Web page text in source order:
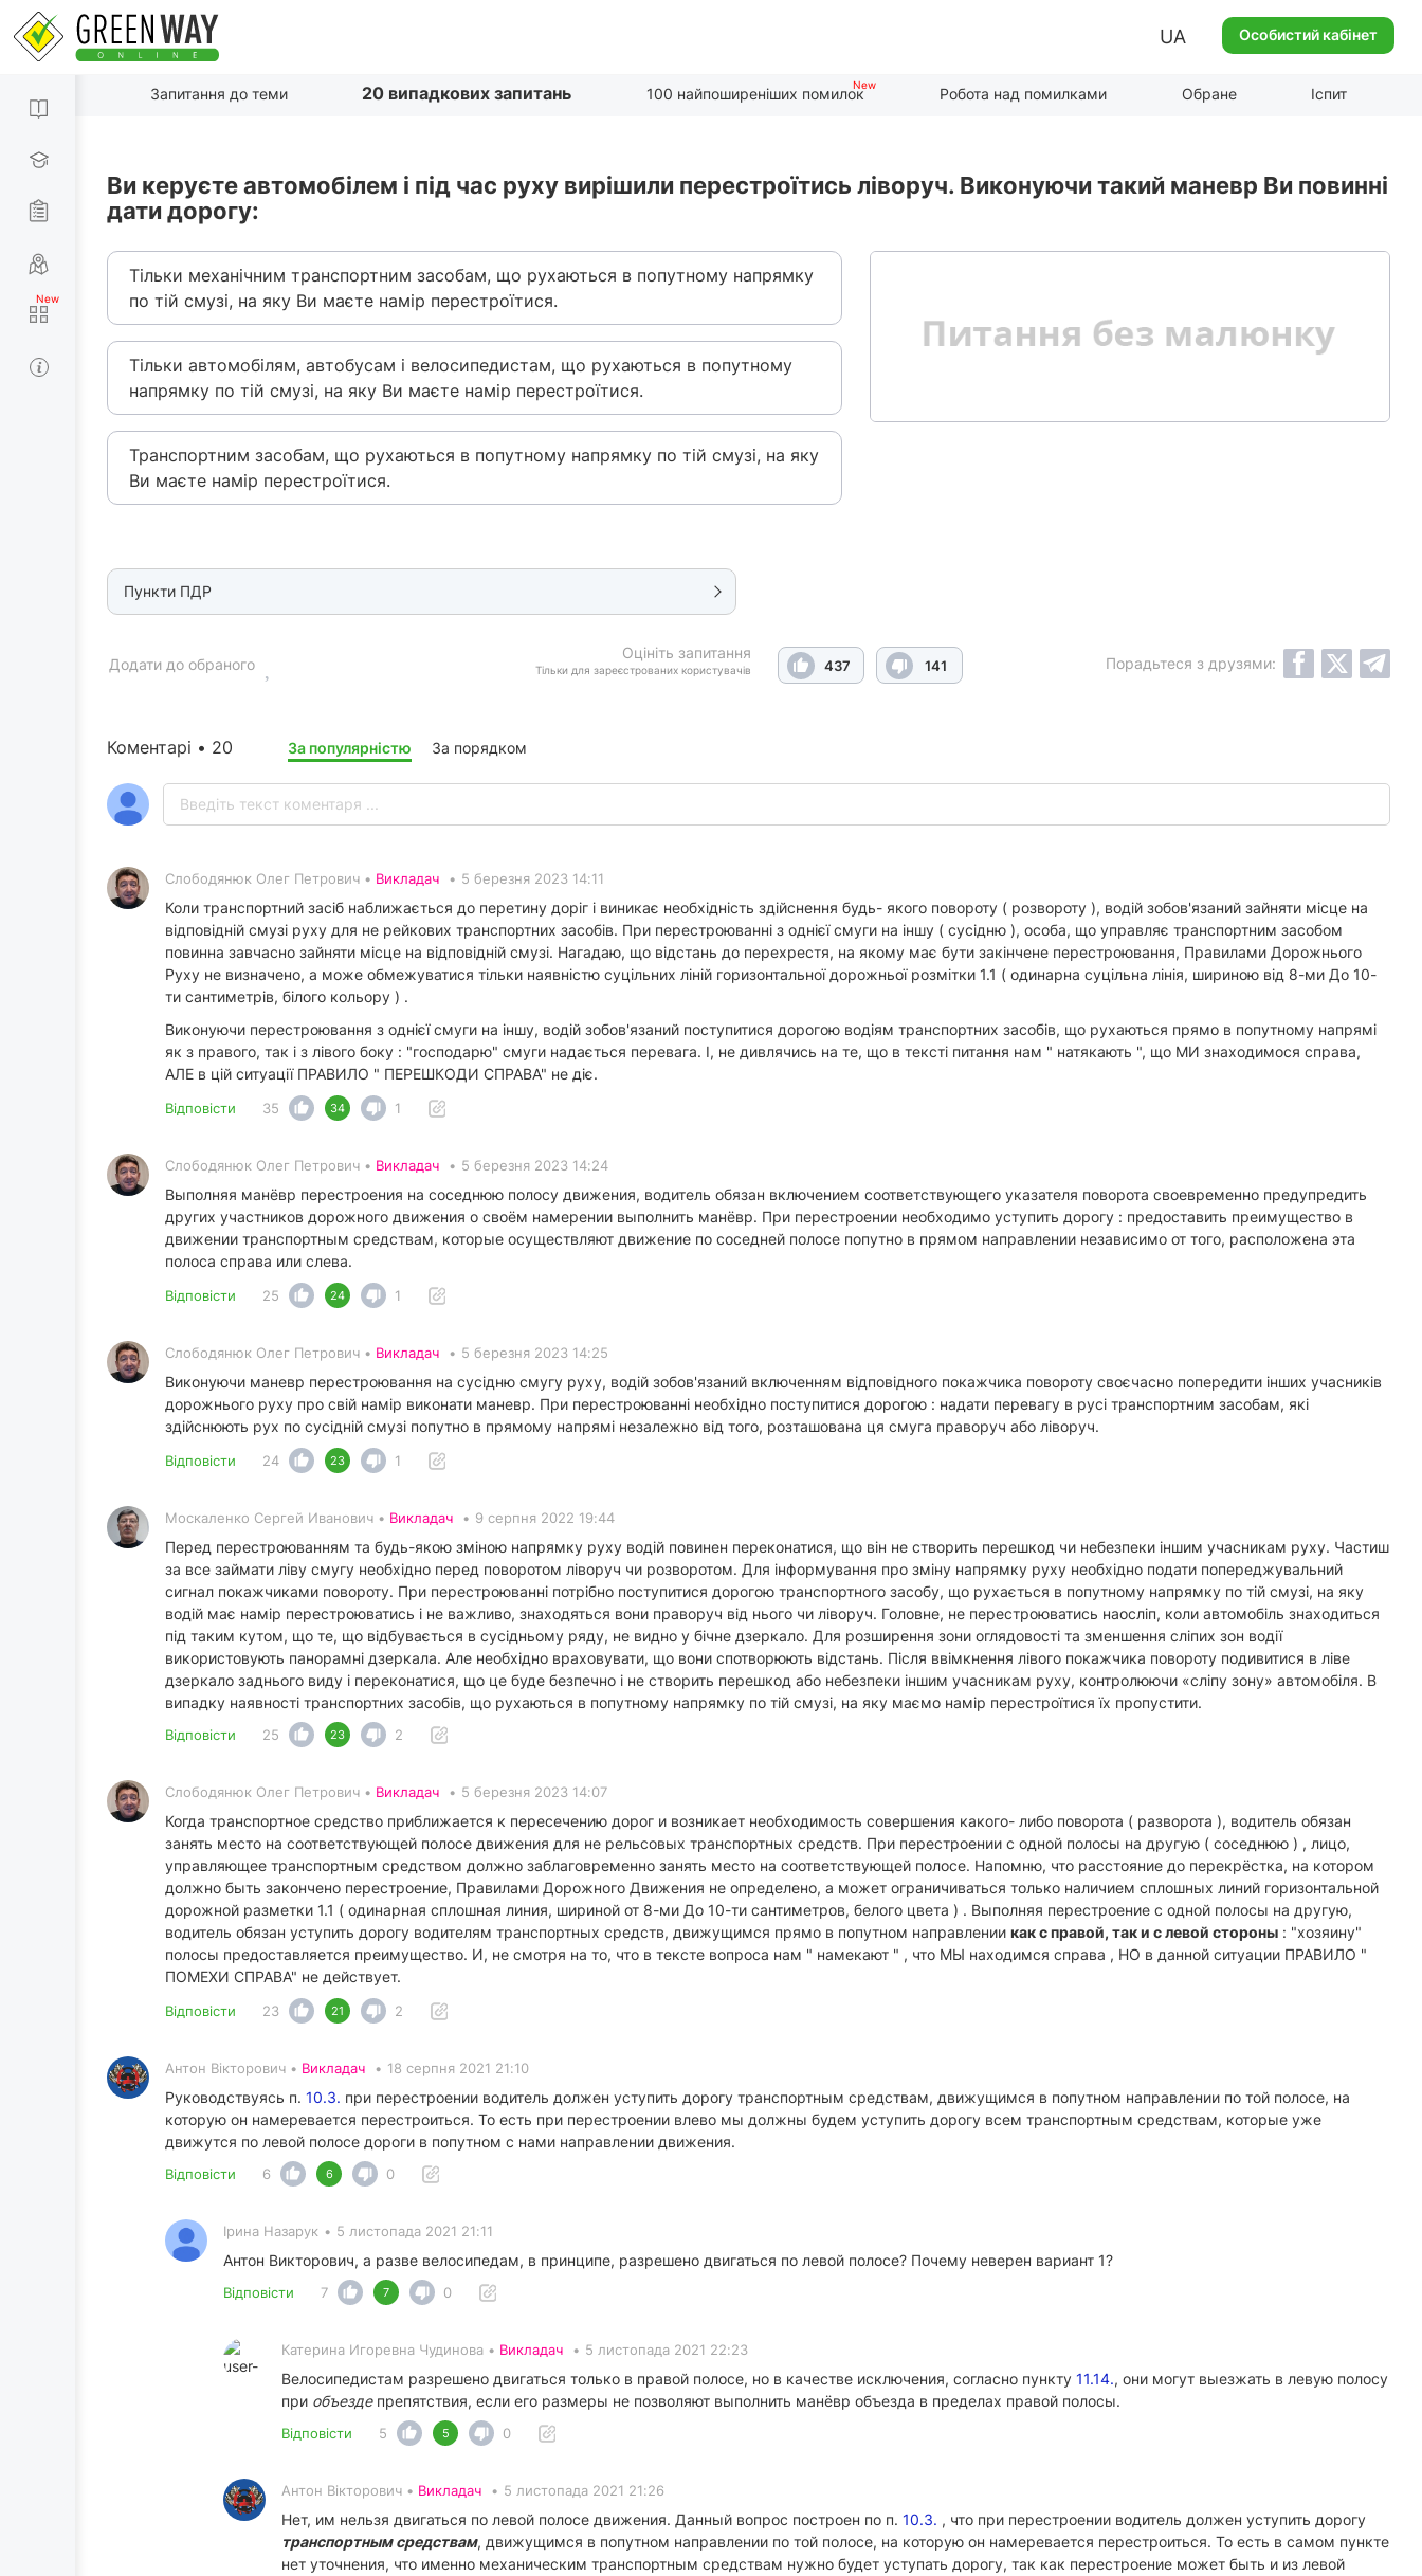
UA Особистий кабінет
Запитання до теми 20 випадкових запитань 100 найпоширеніших помилок Робота над помилками Обране Іспит
Ви керуєте автомобілем і під час руху вирішили перестроїтись ліворуч. Виконуючи такий маневр Ви повинні
дати дорогу:
Тільки механічним транспортним засобам, що рухаються в попутному напрямку
по тій смузі, на яку Ви маєте намір перестроїтися.
Тільки автомобілям, автобусам і велосипедистам, що рухаються в попутному
напрямку по тій смузі, на яку Ви маєте намір перестроїтися.
Транспортним засобам, що рухаються в попутному напрямку по тій смузі, на яку
Ви маєте намір перестроїтися.
Пункти ПДР
Оцініть запитання
Тільки для зареєстрованих користувачів 437 141
Додати до обраного Порадьтеся з друзями:
Коментарі • 20 За популярністю За порядком
Слободянюк Олег Петрович • Викладач • 5 березня 2023 14:11
Коли транспортний засіб наближається до перетину доріг і виникає необхідність здійснення будь- якого повороту ( розвороту ), водій зобов'язаний зайняти місце на
відповідній смузі руху для не рейкових транспортних засобів. При перестроюванні з однієї смуги на іншу ( сусідню ), особа, що управляє транспортним засобом
повинна завчасно зайняти місце на відповідній смузі. Нагадаю, що відстань до перехрестя, на якому має бути закінчене перестроювання, Правилами Дорожнього
Руху не визначено, а може обмежуватися тільки наявністю суцільних ліній горизонтальної дорожньої розмітки 1.1 ( одинарна суцільна лінія, шириною від 8-ми До 10-
ти сантиметрів, білого кольору ) .
Виконуючи перестроювання з однієї смуги на іншу, водій зобов'язаний поступитися дорогою водіям транспортних засобів, що рухаються прямо в попутному напрямі
як з правого, так і з лівого боку : "господарю" смуги надається перевага. І, не дивлячись на те, що в тексті питання нам " натякають ", що МИ знаходимося справа,
АЛЕ в цій ситуації ПРАВИЛО " ПЕРЕШКОДИ СПРАВА" не діє.
Відповісти 35 34 1
Слободянюк Олег Петрович • Викладач • 5 березня 2023 14:24
Выполняя манёвр перестроения на соседнюю полосу движения, водитель обязан включением соответствующего указателя поворота своевременно предупредить
других участников дорожного движения о своём намерении выполнить манёвр. При перестроении необходимо уступить дорогу : предоставить преимущество в
движении транспортным средствам, которые осуществляют движение по соседней полосе попутно в прямом направлении независимо от того, расположена эта
полоса справа или слева.
Відповісти 25 24 1
Слободянюк Олег Петрович • Викладач • 5 березня 2023 14:25
Виконуючи маневр перестроювання на сусідню смугу руху, водій зобов'язаний включенням відповідного покажчика повороту своєчасно попередити інших учасників
дорожнього руху про свій намір виконати маневр. При перестроюванні необхідно поступитися дорогою : надати перевагу в русі транспортним засобам, які
здійснюють рух по сусідній смузі попутно в прямому напрямі незалежно від того, розташована ця смуга праворуч або ліворуч.
Відповісти 24 23 1
Москаленко Сергей Иванович • Викладач • 9 серпня 2022 19:44
Перед перестроюванням та будь-якою зміною напрямку руху водій повинен переконатися, що він не створить перешкод чи небезпеки іншим учасникам руху. Частиш
за все займати ліву смугу необхідно перед поворотом ліворуч чи розворотом. Для інформування про зміну напрямку руху необхідно подати попереджувальний
сигнал покажчиками повороту. При перестроюванні потрібно поступитися дорогою транспортного засобу, що рухається в попутному напрямку по тій смузі, на яку
водій має намір перестроюватись і не важливо, знаходяться вони праворуч від нього чи ліворуч. Головне, не перестроюватись наосліп, коли автомобіль знаходиться
під таким кутом, що те, що відбувається в сусідньому ряду, не видно у бічне дзеркало. Для розширення зони оглядовості та зменшення сліпих зон водії
використовують панорамні дзеркала. Але необхідно враховувати, що вони спотворюють відстань. Після ввімкнення лівого покажчика повороту подивитися в ліве
дзеркало заднього виду і переконатися, що це буде безпечно і не створить перешкод або небезпеки іншим учасникам руху, контролюючи «сліпу зону» автомобіля. В
випадку наявності транспортних засобів, що рухаються в попутному напрямку по тій смузі, на яку маємо намір перестроїтися їх пропустити.
Відповісти 25 23 2
Слободянюк Олег Петрович • Викладач • 5 березня 2023 14:07
Когда транспортное средство приближается к пересечению дорог и возникает необходимость совершения какого- либо поворота ( разворота ), водитель обязан
занять место на соответствующей полосе движения для не рельсовых транспортных средств. При перестроении с одной полосы на другую ( соседнюю ) , лицо,
управляющее транспортным средством должно заблаговременно занять место на соответствующей полосе. Напомню, что расстояние до перекрёстка, на котором
должно быть закончено перестроение, Правилами Дорожного Движения не определено, а может ограничиваться только наличием сплошных линий горизонтальной
дорожной разметки 1.1 ( одинарная сплошная линия, шириной от 8-ми До 10-ти сантиметров, белого цвета ) . Выполняя перестроение с одной полосы на другую,
водитель обязан уступить дорогу водителям транспортных средств, движущимся прямо в попутном направлении как с правой, так и с левой стороны : "хозяину"
полосы предоставляется преимущество. И, не смотря на то, что в тексте вопроса нам " намекают " , что МЫ находимся справа , НО в данной ситуации ПРАВИЛО "
ПОМЕХИ СПРАВА" не действует.
Відповісти 23 21 2
Антон Вікторович • Викладач • 18 серпня 2021 21:10
Руководствуясь п. 10.3. при перестроении водитель должен уступить дорогу транспортным средствам, движущимся в попутном направлении по той полосе, на
которую он намеревается перестроиться. То есть при перестроении влево мы должны будем уступить дорогу всем транспортным средствам, которые уже
движутся по левой полосе дороги в попутном с нами направлении движения.
Відповісти 6 6 0
Ірина Назарук • 5 листопада 2021 21:11
Антон Викторович, а разве велосипедам, в принципе, разрешено двигаться по левой полосе? Почему неверен вариант 1?
Відповісти 7 7 0
Катерина Игоревна Чудинова • Викладач • 5 листопада 2021 22:23
Велосипедистам разрешено двигаться только в правой полосе, но в качестве исключения, согласно пункту 11.14., они могут выезжать в левую полосу
при объездепрепятствия, если его размеры не позволяют выполнить манёвр объезда в пределах правой полосы.
Відповісти 5 5 0
Антон Вікторович • Викладач • 5 листопада 2021 21:26
Нет, им нельзя двигаться по левой полосе движения. Данный вопрос построен по п. 10.3. , что при перестроении водитель должен уступить дорогу
транспортным средствам, движущимся в попутном направлении по той полосе, на которую он намеревается перестроиться. То есть в самом пункте
нет уточнения, что именно механическим транспортным средствам нужно будет уступать дорогу, так как перестроение может быть и из левой